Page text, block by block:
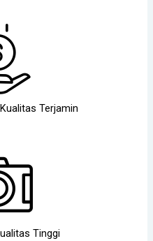
Terjamin
Tinggi